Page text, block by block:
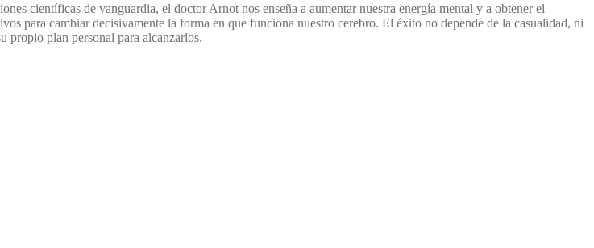
científicas de vanguardia, el doctor Arnot nos enseña a aumentar nuestra energía mental y a obtener el
para cambiar decisivamente la forma en que funciona nuestro cerebro. El éxito no depende de la casualidad, ni
propio plan personal para alcanzarlos.